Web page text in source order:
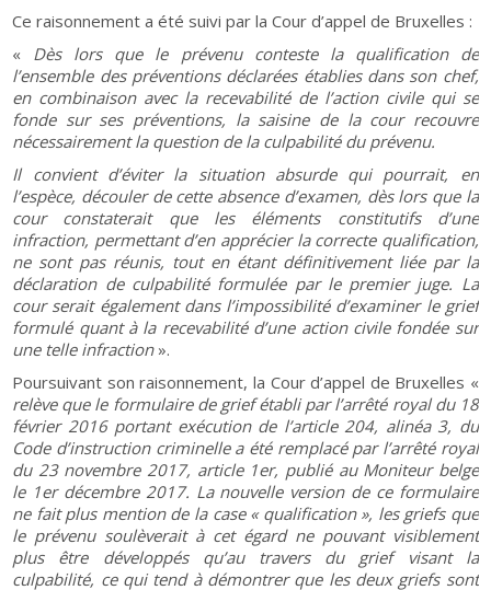
Ce raisonnement a été suivi par la Cour d’appel de Bruxelles :
« Dès lors que le prévenu conteste la qualification de
l’ensemble des préventions déclarées établies dans son chef,
en combinaison avec la recevabilité de l’action civile qui se
fonde sur ses préventions, la saisine de la cour recouvre
nécessairement la question de la culpabilité du prévenu.
Il convient d’éviter la situation absurde qui pourrait, en
l’espèce, découler de cette absence d’examen, dès lors que la
cour constaterait que les éléments constitutifs d’une
infraction, permettant d’en apprécier la correcte qualification,
ne sont pas réunis, tout en étant définitivement liée par la
déclaration de culpabilité formulée par le premier juge. La
cour serait également dans l’impossibilité d’examiner le grief
formulé quant à la recevabilité d’une action civile fondée sur
une telle infraction».
Poursuivant son raisonnement, la Cour d’appel de Bruxelles «
relève que le formulaire de grief établi par l’arrêté royal du 18
février 2016 portant exécution de l’article 204, alinéa 3, du
Code d’instruction criminelle a été remplacé par l’arrêté royal
du 23 novembre 2017, article 1er, publié au Moniteur belge
le 1er décembre 2017. La nouvelle version de ce formulaire
ne fait plus mention de la case « qualification », les griefs que
le prévenu soulèverait à cet égard ne pouvant visiblement
plus être développés qu’au travers du grief visant la
culpabilité, ce qui tend à démontrer que les deux griefs sont